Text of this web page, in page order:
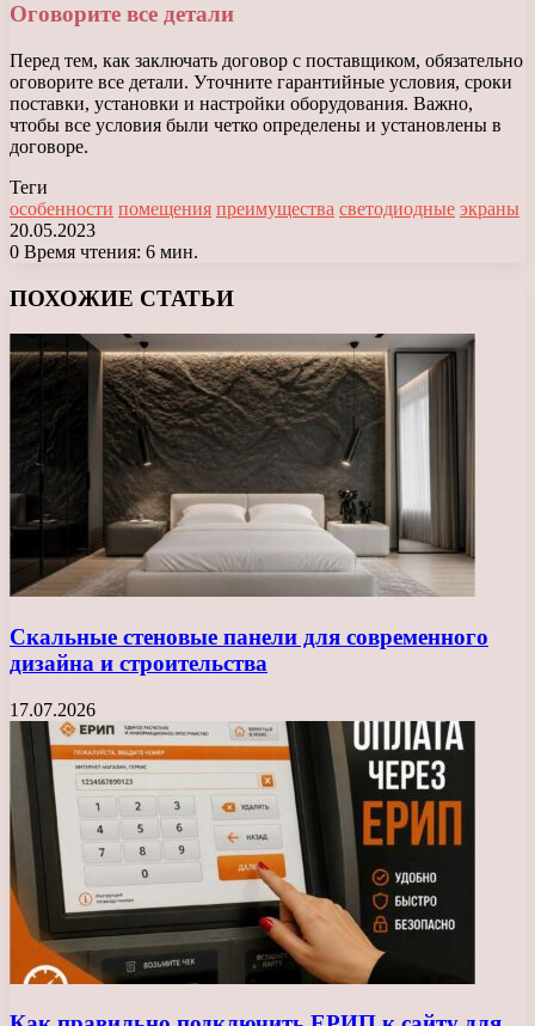
Оговорите все детали
Перед тем, как заключать договор с поставщиком, обязательно
оговорите все детали. Уточните гарантийные условия, сроки
поставки, установки и настройки оборудования. Важно,
чтобы все условия были четко определены и установлены в
договоре.
Теги
особенности помещения преимущества светодиодные экраны
20.05.2023
0 Время чтения: 6 мин.
ПОХОЖИЕ СТАТЬИ
Скальные стеновые панели для современного
дизайна и строительства
17.07.2026